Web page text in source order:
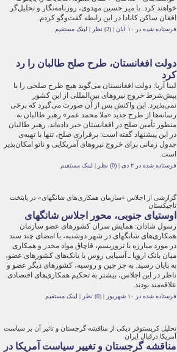
خواهند کرد. با میر حسین مهدوی، روزنامه‌نگار و تحلیل‌گر
افغان ساکن کانادا در این رابطه گفت‌وگو کردم.
فرستاده شده در ۱۰ آبان |(2) نظر | لینک مستقیم
دولت افغانستان، طرح صلح طالبان را رد
کرد
لینا آریا: دولت افغانستان می‌گوید هیچ طرح صلحی را با
پیش‌شرط خروج نیروهای بین‌المللی از این کشور
نمی‌پذیرد. این واکنش پس از آن صورت می‌گیرد که برخی
رسانه‌ها از طرح جدید «ملا محمد عمر» رهبر طالبان به
منظور تأمین صلح در افغانستان خبر داده‌اند. رهبر طالبان
در این پیشنهاد گفته است: برقراری صلح، تنها با تهیه‌ی
جدول زمانی برای خروج نیروهای آمریکایی و ناتو امکان‌پذیر
است.
فرستاده شده در ۲ دی |(0) نظر | لینک مستقیم
گزارشی از اجلاس «سازمان همکاری‌های شانگهای» در پایتخت
تاجیکستان
اوستیای جنوبی، محور اجلاس شانگهای
رسول شادان: همایش سران کشورهای عضو سازمان
همکاری‌های شانگهای در شهر دوشنبه، با امضای چند سند
در مورد مبارزه با تروریسم، قاچاق مواد مخدر و همکاری
میان بانک ارو‌پا ـ آسیایی روس با بانک‌های کشورهای عضو،
به ‌پایان رسید. به جز چین و روسیه، کشورهای دیگر عضو و
ناظر در این اجلاس، بیشتر به تحکیم همکاری‌های اقتصادی
علاقه‌مند بودند.
فرستاده شده در ۱۰ شهریور |(0) نظر | لینک مستقیم
تحلیل کریستوفر دیکی از مناقشه گرجستان و تاثیر آن بر سیاست
آمریکا درقبال ایران
مناقشه گرجستان و تغییر سیاست آمریکا در